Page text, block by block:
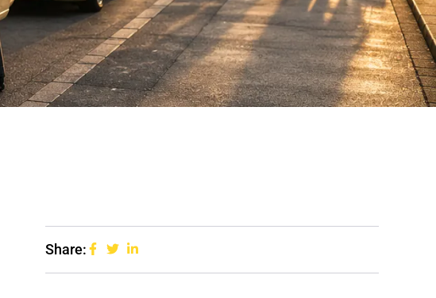
Share: